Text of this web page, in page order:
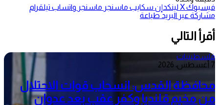
فيسبوك‫Xلينكدإن سكايب ماسنجر ماسنجر واتساب تيلقرام
مشاركة عبر البريد طباعة
أقرأ التالي
فلسطينيات
7 أغسطس، 2026
محافظة القدس: انسحاب قوات الاحتلال
من مخيم قلنديا وكفر عقب بعد عدوان